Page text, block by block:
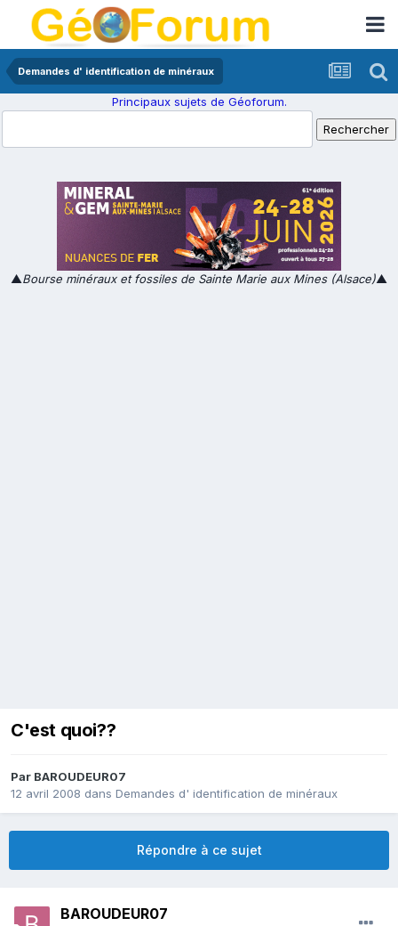
Demandes d' identification de minéraux
Principaux sujets de Géoforum.
▲Bourse minéraux et fossiles de Sainte Marie aux Mines (Alsace)▲
C'est quoi??
Par BAROUDEUR07
12 avril 2008 dans Demandes d' identification de minéraux
Répondre à ce sujet
BAROUDEUR07